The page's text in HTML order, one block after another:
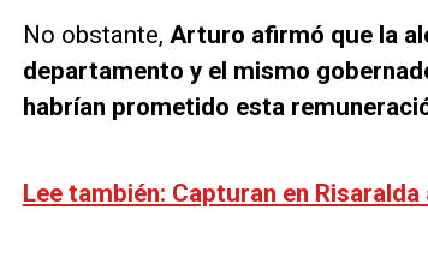
No obstante, Arturo afirmó que la
departamento y el mismo
habrían prometido esta
Lee también: Capturan en